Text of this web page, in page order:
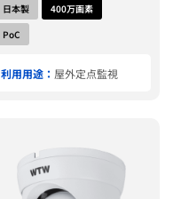
日本製
400万画素
PoC
利用用途： 屋外定点監視